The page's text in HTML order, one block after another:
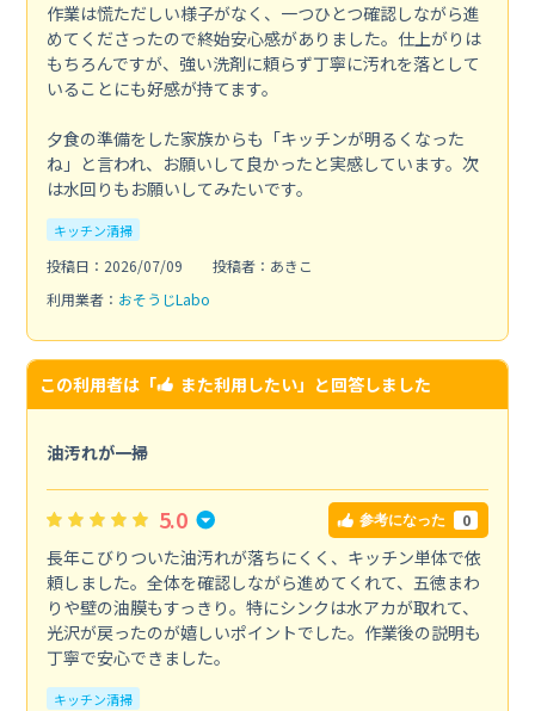
作業は慌ただしい様子がなく、一つひとつ確認しながら進
めてくださったので終始安心感がありました。仕上がりは
もちろんですが、強い洗剤に頼らず丁寧に汚れを落として
いることにも好感が持てます。
夕食の準備をした家族からも「キッチンが明るくなった
ね」と言われ、お願いして良かったと実感しています。次
は水回りもお願いしてみたいです。
キッチン清掃
投稿日：2026/07/09
投稿者：あきこ
利用業者： おそうじLabo
この利用者は「 また利用したい」と回答しました
油汚れが一掃
5.0 参考になった 0
長年こびりついた油汚れが落ちにくく、キッチン単体で依
頼しました。全体を確認しながら進めてくれて、五徳まわ
りや壁の油膜もすっきり。特にシンクは水アカが取れて、
光沢が戻ったのが嬉しいポイントでした。作業後の説明も
丁寧で安心できました。
キッチン清掃